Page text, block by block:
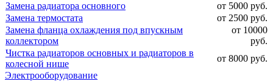
Замена радиатора основного
от 5000 руб.
Замена термостата
от 2500 руб.
Замена фланца охлаждения под впускным
коллектором
от 10000
руб.
Чистка радиаторов основных и радиаторов в
колесной нише
от 8000 руб.
Электрооборудование